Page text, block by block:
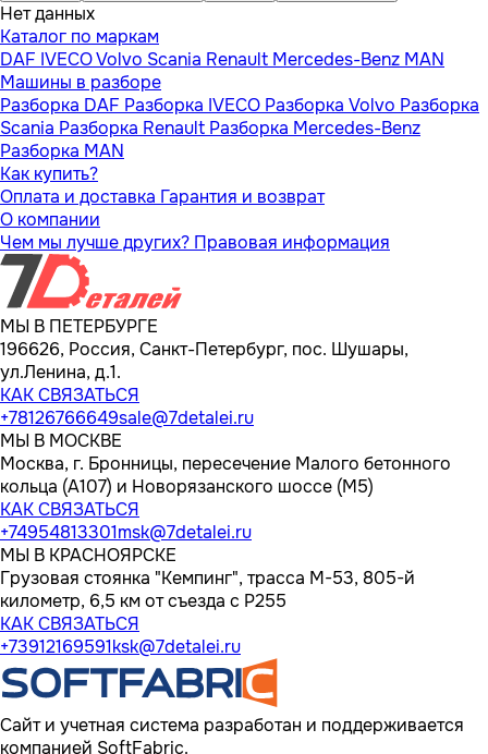
Нет данных
Каталог по маркам
DAF IVECOVolvo Scania Renault Mercedes-Benz MAN
Машины в разборе
Разборка DAF Разборка IVECO Разборка Volvo Разборка
Scania Разборка Renault Разборка Mercedes-Benz
Разборка MAN
Как купить?
Оплата и доставка Гарантия и возврат
О компании
Чем мы лучше других? Правовая информация
МЫ В ПЕТЕРБУРГЕ
196626, Россия, Санкт-Петербург, пос. Шушары,
ул.Ленина, д.1.
КАК СВЯЗАТЬСЯ
+78126766649sale@7detalei.ru
МЫ В МОСКВЕ
Москва, г. Бронницы, пересечение Малого бетонного
кольца (А107) и Новорязанского шоссе (М5)
КАК СВЯЗАТЬСЯ
+74954813301msk@7detalei.ru
МЫ В КРАСНОЯРСКЕ
Грузовая стоянка "Кемпинг", трасса M-53, 805-й
километр, 6,5 км от съезда с Р255
КАК СВЯЗАТЬСЯ
+73912169591ksk@7detalei.ru
Сайт и учетная система разработан и поддерживается
компанией SoftFabric.